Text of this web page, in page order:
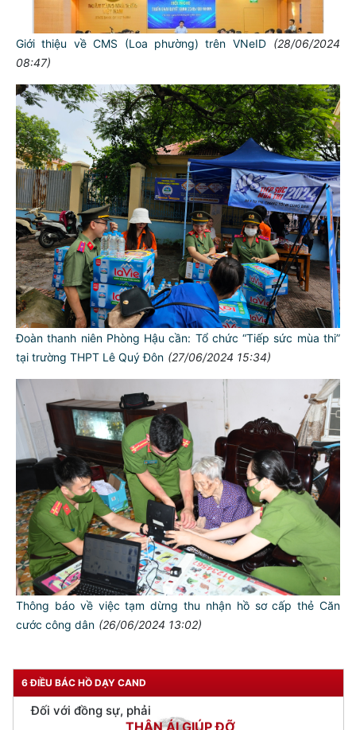
Giới thiệu về CMS (Loa phường) trên VNeID
(28/06/2024
08:47)
Đoàn thanh niên Phòng Hậu cần: Tổ chức “Tiếp sức mùa thi”
tại trường THPT Lê Quý Đôn (27/06/2024 15:34)
Thông báo về việc tạm dừng thu nhận hồ sơ cấp thẻ Căn
cước công dân (26/06/2024 13:02)
6 ĐIỀU BÁC HỒ DẠY CAND
TƯ CÁCH
NGƯỜI CÔNG AN CÁCH MỆNH LÀ:
Đối với tự mình, phải
CẦN, KIỆM, LIÊM, CHÍNH
THÂN ÁI GIÚP ĐỠ
Đối với chính phủ, phải
TUYỆT ĐỐI TRUNG THÀNH